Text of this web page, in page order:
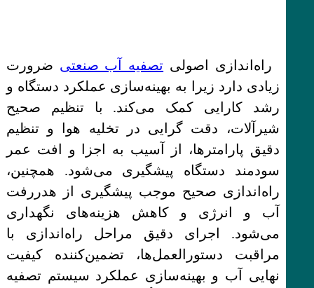
راه‌اندازی اصولی تصفیه آب صنعتی ضرورت
زیادی دارد زیرا به بهینه‌سازی عملکرد دستگاه و
رشد کارایی کمک می‌کند. با تنظیم صحیح
شیرآلات، دقت گرایی در تخلیه هوا و تنظیم
دقیق پارامترها، از آسیب به اجزا و افت عمر
سودمند دستگاه پیشگیری می‌شود. همچنین،
راه‌اندازی صحیح موجب پیشگیری از هدررفت
آب و انرژی و کاهش هزینه‌های نگهداری
می‌شود. اجرای دقیق مراحل راه‌اندازی با
مراقبت دستورالعمل‌ها، تضمین‌کننده کیفیت
نهایی آب و بهینه‌سازی عملکرد سیستم تصفیه